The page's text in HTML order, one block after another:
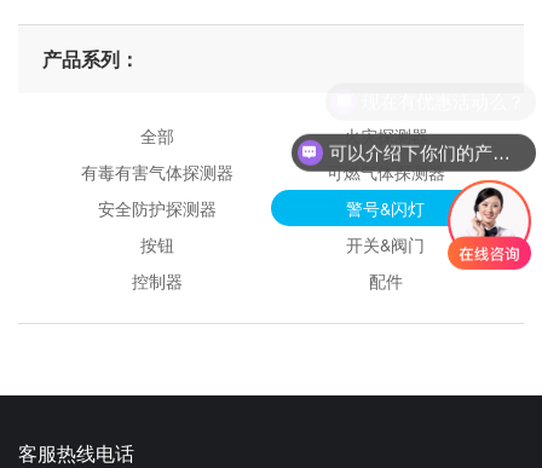
产品系列：
全部
火灾探测器
有毒有害气体探测器
可燃气体探测器
安全防护探测器
警号&闪灯
按钮
开关&阀门
控制器
配件
客服热线电话
可以介绍下你们的产品么？